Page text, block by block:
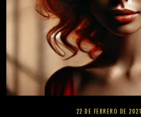
22 DE FEBRERO DE 2021